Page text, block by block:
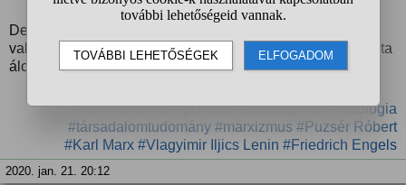
De összességében szerintem ezek a fogalmak a
valóságban nem is állják meg a helyüket, csak egy marxista
álomvilágban.
#kommunizmus #politika #szocializmus #ideológia
#társadalomtudomány #marxizmus #Puzsér Róbert
#Karl Marx #Vlagyimir Iljics Lenin #Friedrich Engels
2020. jan. 21. 20:12